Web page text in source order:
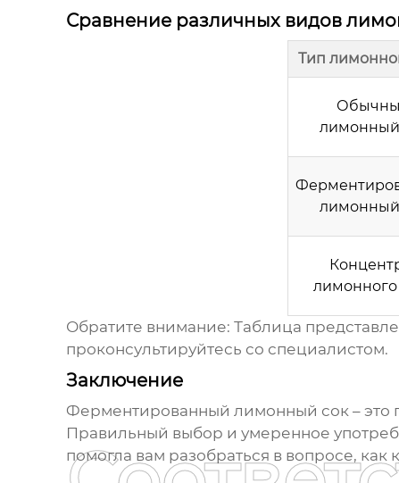
Сравнение различных видов
Тип
лимонный
лимонный
лимонного
Обратите внимание: Таблица
проконсультируйтесь со специалистом.
Заключение
Ферментированный лимонный сок– это
Правильный выбор и умеренное
помогла вам разобраться в вопросе, как